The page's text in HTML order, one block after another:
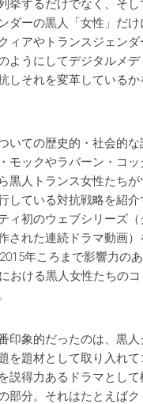
挙するだけでなく、そ
ダーの黒人「女性」だ
ィアやトランスジェン
ようにしてデジタルメデ
しそれを変革している
いての歴史的・社会的
モックやラバーン・コ
黒人トランス女性たち
している対抗戦略を紹介
ィ初のウェブシリーズ
された連続ドラマ動画）
年ころまで影響力の
おける黒人女性たちの
印象的だったのは、黒
を題材として取り入れ
説得力あるドラマとし
部分。それはたとえばク